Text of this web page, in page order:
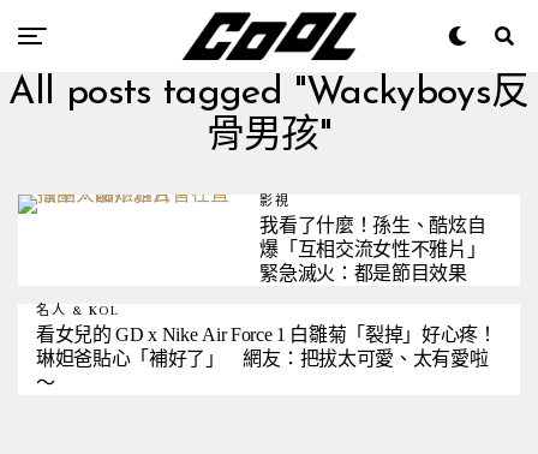
All posts tagged "Wackyboys反
骨男孩"
影視
我看了什麼！孫生、酷炫自
爆「互相交流女性不雅片」
緊急滅火：都是節目效果
名人 & KOL
看女兒的 GD x Nike Air Force 1 白雛菊「裂掉」好心疼！
琳妲爸貼心「補好了」 網友：把拔太可愛、太有愛啦
～